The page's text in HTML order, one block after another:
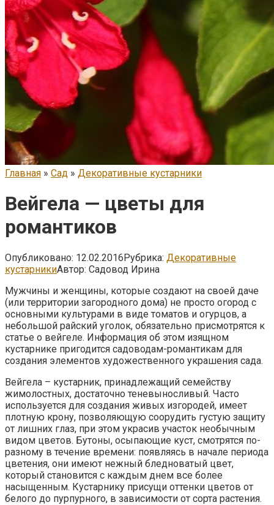
Главная » Сад » Декоративные кустарники
Вейгела — цветы для
романтиков
Опубликовано: 12.02.2016Рубрика: Декоративные
кустарникиАвтор: Садовод Ирина
Мужчины и женщины, которые создают на своей даче
(или территории загородного дома) не просто огород с
основными культурами в виде томатов и огурцов, а
небольшой райский уголок, обязательно присмотрятся к
статье о вейгеле. Информация об этом изящном
кустарнике пригодится садоводам-романтикам для
создания элементов художественного украшения сада.
Вейгела – кустарник, принадлежащий семейству
жимолостных, достаточно теневыносливый. Часто
используется для создания живых изгородей, имеет
плотную крону, позволяющую соорудить густую защиту
от лишних глаз, при этом украсив участок необычным
видом цветов. Бутоны, осыпающие куст, смотрятся по-
разному в течение времени: появляясь в начале периода
цветения, они имеют нежный бледноватый цвет,
который становится с каждым днем все более
насыщенным. Кустарнику присущи оттенки цветов от
белого до пурпурного, в зависимости от сорта растения.